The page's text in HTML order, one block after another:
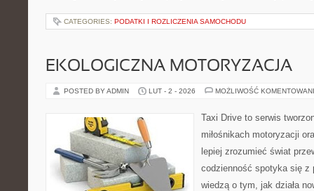
CATEGORIES: PODATKI I ROZLICZENIA SAMOCHODU
EKOLOGICZNA MOTORYZACJA
POSTED BY ADMIN LUT - 2 - 2026 MOŻLIWOŚĆ
Taxi Drive to serwis
miłośnikach motoryzacji
lepiej zrozumieć świat
codzienność spotyka się z
wiedzą o tym, jak działa